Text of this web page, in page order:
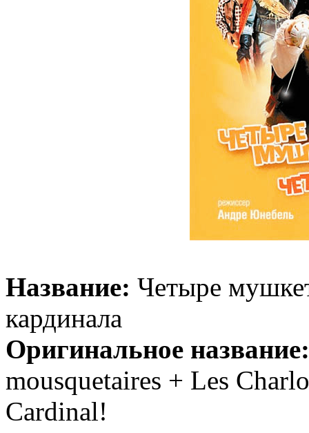
Название: Четыре
кардинала
Оригинальное
mousquetaires + Les
Cardinal!